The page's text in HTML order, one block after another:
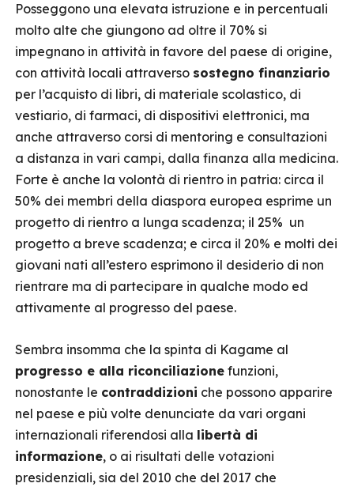
Posseggono una elevata istruzione e in percentuali
molto alte che giungono ad oltre il 70% si
impegnano in attività in favore del paese di origine,
con attività locali attraverso sostegno finanziario
per l’acquisto di libri, di materiale scolastico, di
vestiario, di farmaci, di dispositivi elettronici, ma
anche attraverso corsi di mentoring e consultazioni
a distanza in vari campi, dalla finanza alla medicina.
Forte è anche la volontà di rientro in patria: circa il
50% dei membri della diaspora europea esprime un
progetto di rientro a lunga scadenza; il 25% un
progetto a breve scadenza; e circa il 20% e molti dei
giovani nati all’estero esprimono il desiderio di non
rientrare ma di partecipare in qualche modo ed
attivamente al progresso del paese.
Sembra insomma che la spinta di Kagame al
progresso e alla riconciliazione funzioni,
nonostante le contraddizioni che possono apparire
nel paese e più volte denunciate da vari organi
internazionali riferendosi alla libertà di
informazione, o ai risultati delle votazioni
presidenziali, sia del 2010 che del 2017 che